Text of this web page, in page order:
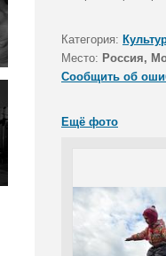
Категория:
Место: Россия,
Сообщить об
Ещё фото